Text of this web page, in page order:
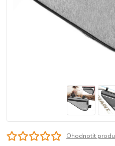
Ohodnotit